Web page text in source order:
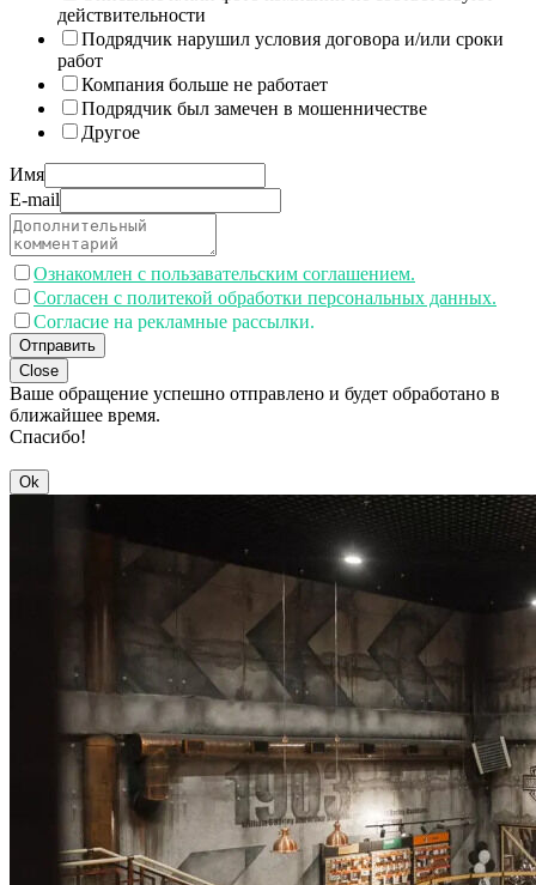
действительности
Подрядчик нарушил условия договора и/или сроки
работ
Компания больше не работает
Подрядчик был замечен в мошенничестве
Другое
Имя
E-mail
Ознакомлен с пользавательским соглашением.
Согласен с политекой обработки персональных данных.
Согласие на рекламные рассылки.
Отправить
Close
Ваше обращение успешно отправлено и будет обработано в
ближайшее время.
Спасибо!
Ok